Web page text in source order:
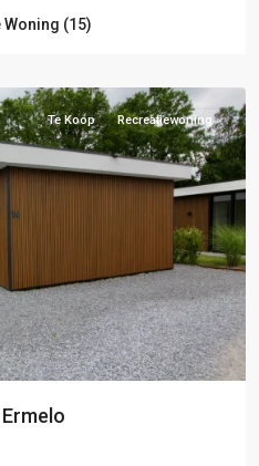
Woning (15)
Te Koop Recreatiewoning